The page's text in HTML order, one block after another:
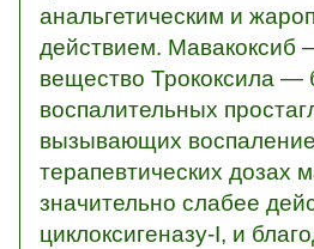
анальгетическим и
действием. Мавакоксиб
вещество Трококсила —
воспалительных
вызывающих
терапевтических дозах
значительно слабее
циклоксигеназу-I, и